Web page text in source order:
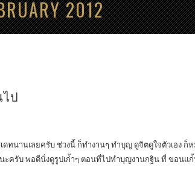
2012
ป
ทนานเลยครับ ช่วงนี้ ก็ทำงานๆ ทำบุญ ดูจิตดูใจตัวเอง ก็
ะครับ พอดีนั่งดูรูปเก่้าๆ ตอนที่ไปทำบุญงานกฐิน ที่ ขอน